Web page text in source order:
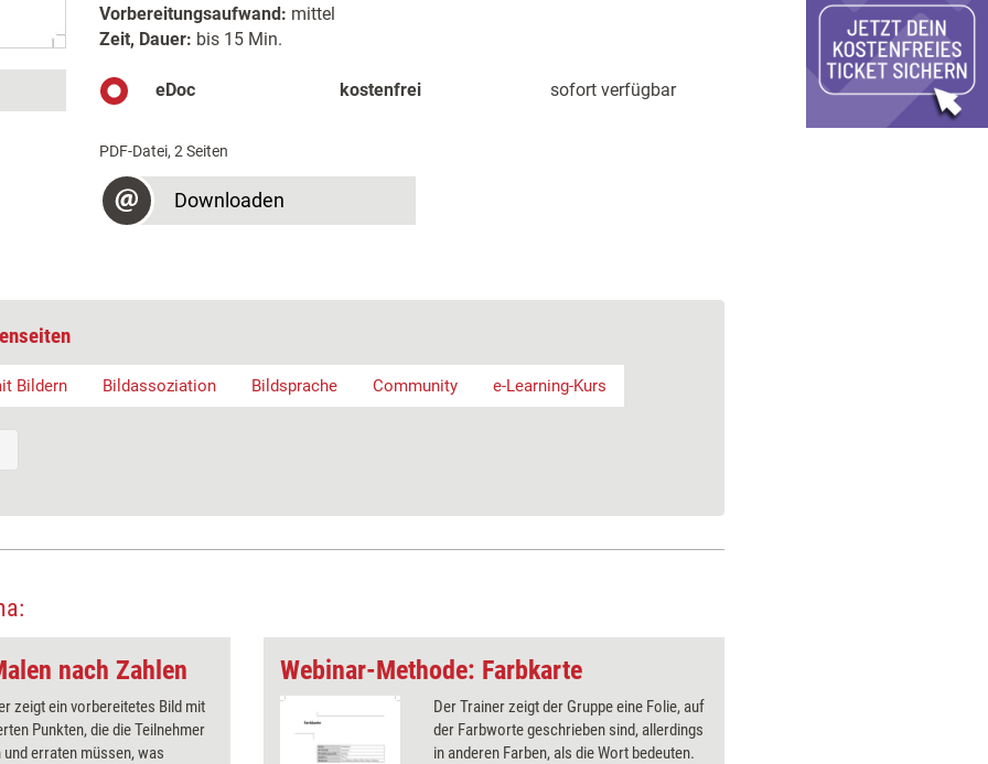
Vorbereitungsaufwand: mittel
Zeit, Dauer: bis 15 Min.
eDoc kostenfrei sofort verfügbar
PDF-Datei, 2 Seiten
Downloaden
Bildern Bildassoziation Bildsprache Community e-Learning-Kurs
nach Zahlen
zeigt ein vorbereitetes Bild mit
Punkten, die die Teilnehmer
und erraten müssen, was
Webinar-Methode: Farbkarte
Der Trainer zeigt der Gruppe eine Folie, auf
der Farbworte geschrieben sind, allerdings
in anderen Farben, als die Wort bedeuten.